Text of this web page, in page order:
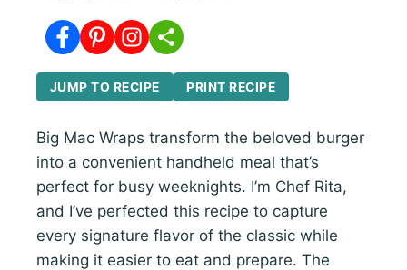
JUMP TO RECIPE PRINT RECIPE
Big Mac Wraps transform the beloved burger
into a convenient handheld meal that’s
perfect for busy weeknights. I’m Chef Rita,
and I’ve perfected this recipe to capture
every signature flavor of the classic while
making it easier to eat and prepare. The